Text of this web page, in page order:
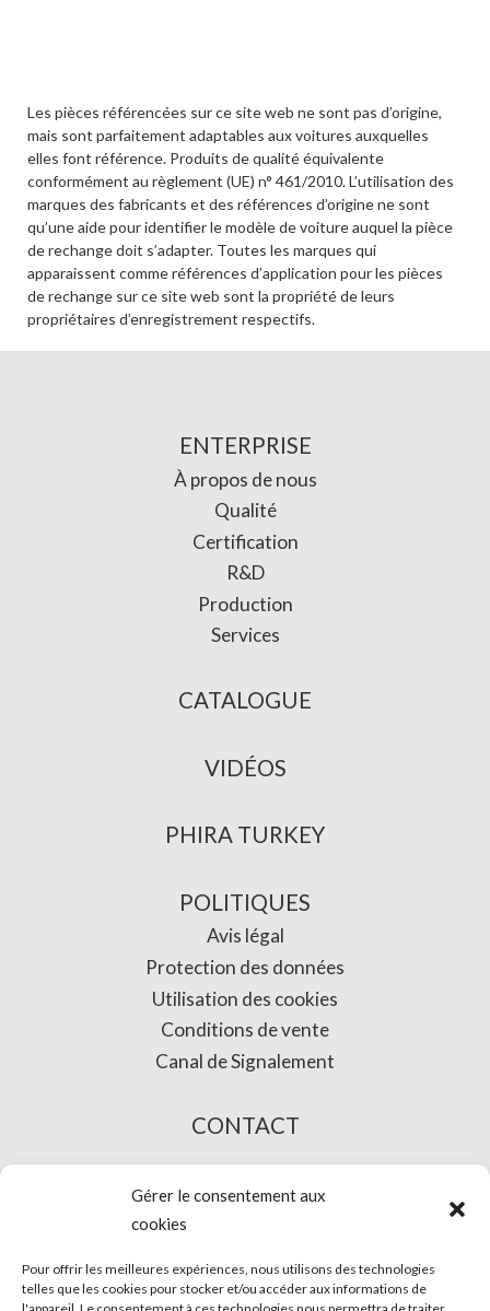
Gérer le consentement aux
cookies
Pour offrir les meilleures expériences, nous utilisons des technologies
telles que les cookies pour stocker et/ou accéder aux informations de
Les pièces référencées sur ce site web ne sont pas d’origine,
mais sont parfaitement adaptables aux voitures auxquelles
elles font référence. Produits de qualité équivalente
conformément au règlement (UE) n° 461/2010. L’utilisation des
marques des fabricants et des références d’origine ne sont
qu’une aide pour identifier le modèle de voiture auquel la pièce
de rechange doit s’adapter. Toutes les marques qui
apparaissent comme références d’application pour les pièces
de rechange sur ce site web sont la propriété de leurs
propriétaires d’enregistrement respectifs.
ENTERPRISE
À propos de nous
Qualité
Certification
R&D
Production
Services
CATALOGUE
VIDÉOS
PHIRA TURKEY
POLITIQUES
Avis légal
Protection des données
Utilisation des cookies
Conditions de vente
Canal de Signalement
CONTACT
L’ACHAT EN LIGNE